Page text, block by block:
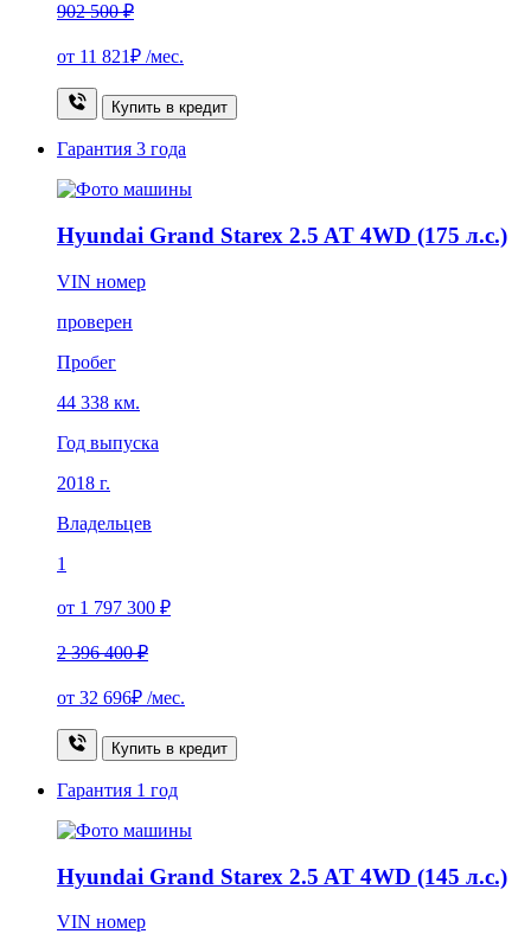
902 500 ₽
от 11 821₽ /мес.
Купить в кредит
Гарантия 3 года
Hyundai Grand Starex 2.5 AT 4WD (175 л.с.)
VIN номер
проверен
Пробег
44 338 км.
Год выпуска
2018 г.
Владельцев
1
от 1 797 300 ₽
2 396 400 ₽
от 32 696₽ /мес.
Купить в кредит
Гарантия 1 год
Hyundai Grand Starex 2.5 AT 4WD (145 л.с.)
VIN номер